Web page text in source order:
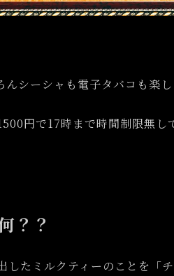
シーシャも電子タバコも楽し
円で17時まで時間制限無し
？？
たミルクティーのことを「チ